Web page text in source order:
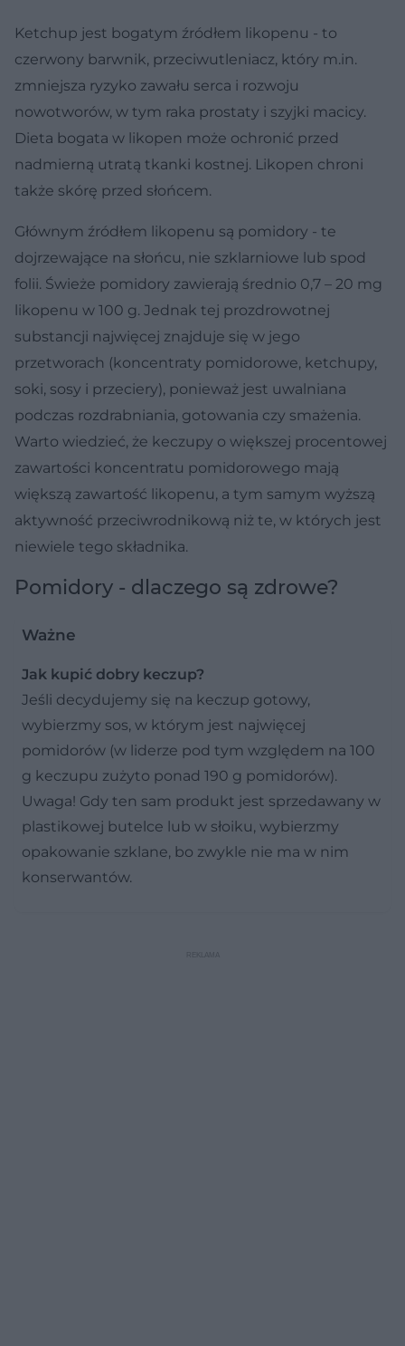
Ketchup jest bogatym źródłem likopenu - to
czerwony barwnik, przeciwutleniacz, który m.in.
zmniejsza ryzyko zawału serca i rozwoju
nowotworów, w tym raka prostaty i szyjki macicy.
Dieta bogata w likopen może ochronić przed
nadmierną utratą tkanki kostnej. Likopen chroni
także skórę przed słońcem.
Głównym źródłem likopenu są pomidory - te
dojrzewające na słońcu, nie szklarniowe lub spod
folii. Świeże pomidory zawierają średnio 0,7 – 20 mg
likopenu w 100 g. Jednak tej prozdrowotnej
substancji najwięcej znajduje się w jego
przetworach (koncentraty pomidorowe, ketchupy,
soki, sosy i przeciery), ponieważ jest uwalniana
podczas rozdrabniania, gotowania czy smażenia.
Warto wiedzieć, że keczupy o większej procentowej
zawartości koncentratu pomidorowego mają
większą zawartość likopenu, a tym samym wyższą
aktywność przeciwrodnikową niż te, w których jest
niewiele tego składnika.
Pomidory - dlaczego są zdrowe?
Ważne
Jak kupić dobry keczup?
Jeśli decydujemy się na keczup gotowy,
wybierzmy sos, w którym jest najwięcej
pomidorów (w liderze pod tym względem na 100
g keczupu zużyto ponad 190 g pomidorów).
Uwaga! Gdy ten sam produkt jest sprzedawany w
plastikowej butelce lub w słoiku, wybierzmy
opakowanie szklane, bo zwykle nie ma w nim
konserwantów.